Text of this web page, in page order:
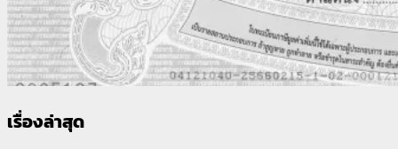
เรื่องล่าสุด